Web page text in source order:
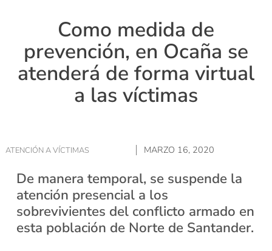
Como medida de
prevención, en Ocaña se
atenderá de forma virtual
a las víctimas
ATENCIÓN A VÍCTIMAS MARZO 16, 2020
De manera temporal, se suspende la
atención presencial a los
sobrevivientes del conflicto armado en
esta población de Norte de Santander.